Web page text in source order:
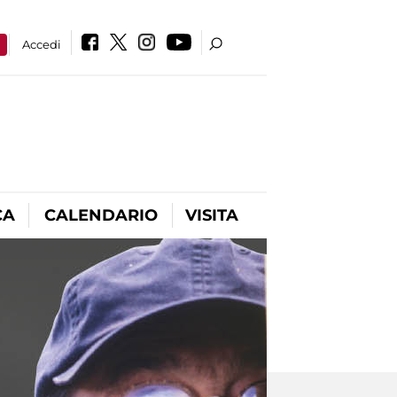
Accedi
CALENDARIO VISITA